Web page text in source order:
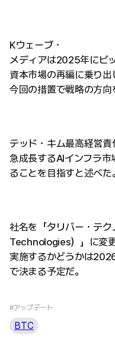
Kウェーブ・
メディアは2025年にビ
資本市場の再編に乗り出
今回の措置で戦略の方向
テッド・キム最高経営責
急成長するAIインフラ
ることを目指すと述べた
社名を「タリバー・テ
Technologies）」に変
実施するかどうかは
で決まる予定だ。
#アップデート
BTC